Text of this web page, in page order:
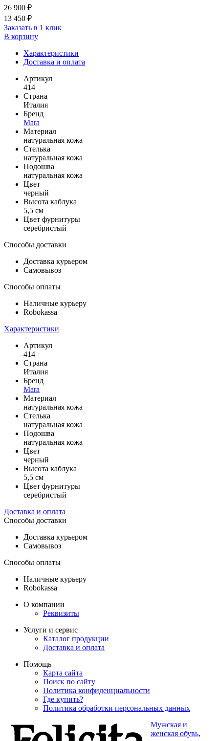
26 900 ₽
13 450 ₽
Заказать в 1 клик
В корзину
Характеристики
Доставка и оплата
Артикул
414
Страна
Италия
Бренд
Mara
Материал
натуральная кожа
Стелька
натуральная кожа
Подошва
натуральная кожа
Цвет
черный
Высота каблука
5,5 см
Цвет фурнитуры
серебристый
Способы доставки
Доставка курьером
Самовывоз
Способы оплаты
Наличные курьеру
Robokassa
Характеристики
Артикул
414
Страна
Италия
Бренд
Mara
Материал
натуральная кожа
Стелька
натуральная кожа
Подошва
натуральная кожа
Цвет
черный
Высота каблука
5,5 см
Цвет фурнитуры
серебристый
Доставка и оплата
Способы доставки
Доставка курьером
Самовывоз
Способы оплаты
Наличные курьеру
Robokassa
О компании
Реквизиты
Услуги и сервис
Каталог продукции
Доставка и оплата
Помощь
Карта сайта
Поиск по сайту
Политика конфиденциальности
Где купить?
Политика обработки персональных данных
Мужская и
женская обувь,